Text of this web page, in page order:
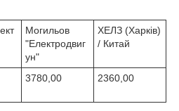
Могильов
"Електродвиг
ун"
ХЕЛЗ (Харків)
/ Китай
3780,00 2360,00